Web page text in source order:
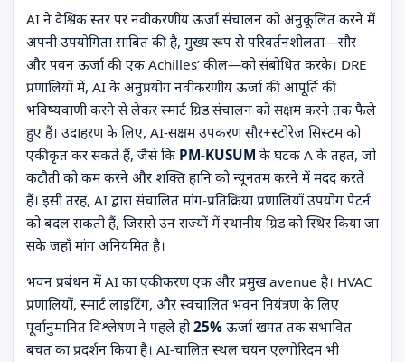
AI ने वैश्विक स्तर पर नवीकरणीय ऊर्जा संचालन को अनुकूलित करने में
अपनी उपयोगिता साबित की है, मुख्य रूप से परिवर्तनशीलता—सौर
और पवन ऊर्जा की एक Achilles’ कील—को संबोधित करके। DRE
प्रणालियों में, AI के अनुप्रयोग नवीकरणीय ऊर्जा की आपूर्ति की
भविष्यवाणी करने से लेकर स्मार्ट ग्रिड संचालन को सक्षम करने तक फैले
हुए हैं। उदाहरण के लिए, AI-सक्षम उपकरण सौर+स्टोरेज सिस्टम को
एकीकृत कर सकते हैं, जैसे कि PM-KUSUM के घटक A के तहत, जो
कटौती को कम करने और शक्ति हानि को न्यूनतम करने में मदद करते
हैं। इसी तरह, AI द्वारा संचालित मांग-प्रतिक्रिया प्रणालियाँ उपयोग पैटर्न
को बदल सकती हैं, जिससे उन राज्यों में स्थानीय ग्रिड को स्थिर किया जा
सके जहाँ मांग अनियमित है।
भवन प्रबंधन में AI का एकीकरण एक और प्रमुख avenue है। HVAC
प्रणालियों, स्मार्ट लाइटिंग, और स्वचालित भवन नियंत्रण के लिए
पूर्वानुमानित विश्लेषण ने पहले ही 25% ऊर्जा खपत तक संभावित
बचत का प्रदर्शन किया है। AI-चालित स्थल चयन एल्गोरिदम भी